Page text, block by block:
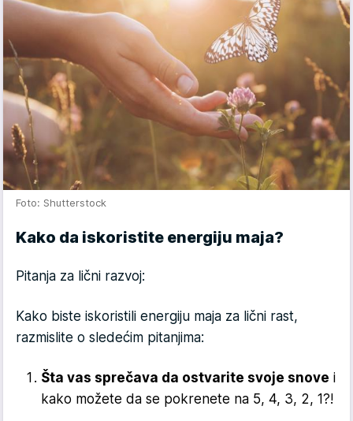
Foto: Shutterstock
Kako da iskoristite energiju maja?
Pitanja za lični razvoj:
Kako biste iskoristili energiju maja za lični rast,
razmislite o sledećim pitanjima:
Šta vas sprečava da ostvarite svoje snove i
kako možete da se pokrenete na 5, 4, 3, 2, 1?!